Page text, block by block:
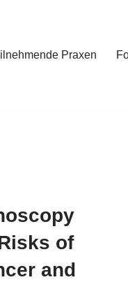
Praxen
of
and